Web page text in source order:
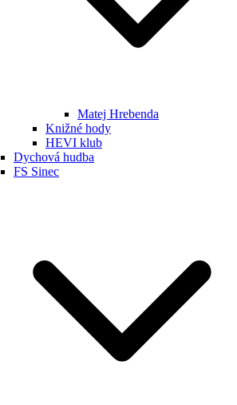
Matej Hrebenda
Knižné hody
HEVI klub
Dychová hudba
FS Sinec